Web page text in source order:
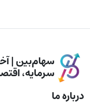
سهام‌بین |
سرمایه،
درباره ما